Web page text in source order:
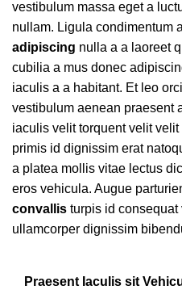
vestibulum massa eget a
nullam. Ligula condimentum
adipiscing nulla a a laoreet
cubilia a mus donec
iaculis a a habitant. Et leo
vestibulum aenean praesent
iaculis velit torquent velit
primis id dignissim erat
a platea mollis vitae lectus
eros vehicula. Augue
convallis turpis id
ullamcorper dignissim
Praesent Iaculis sit